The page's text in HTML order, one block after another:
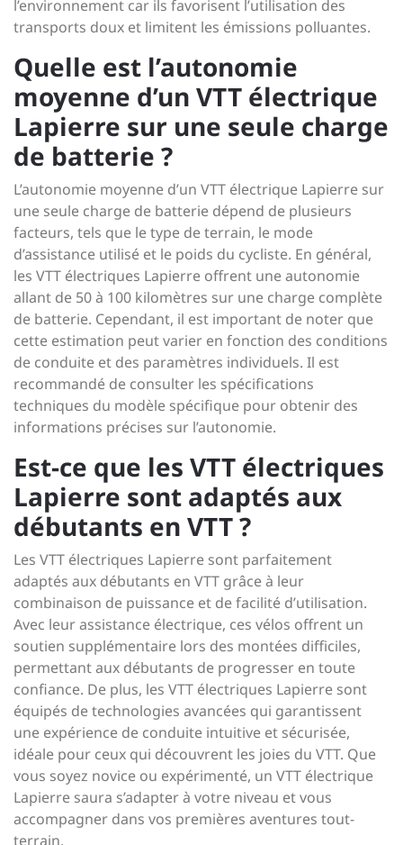
l’environnement car ils favorisent l’utilisation des
transports doux et limitent les émissions polluantes.
Quelle est l’autonomie
moyenne d’un VTT électrique
Lapierre sur une seule charge
de batterie ?
L’autonomie moyenne d’un VTT électrique Lapierre sur
une seule charge de batterie dépend de plusieurs
facteurs, tels que le type de terrain, le mode
d’assistance utilisé et le poids du cycliste. En général,
les VTT électriques Lapierre offrent une autonomie
allant de 50 à 100 kilomètres sur une charge complète
de batterie. Cependant, il est important de noter que
cette estimation peut varier en fonction des conditions
de conduite et des paramètres individuels. Il est
recommandé de consulter les spécifications
techniques du modèle spécifique pour obtenir des
informations précises sur l’autonomie.
Est-ce que les VTT électriques
Lapierre sont adaptés aux
débutants en VTT ?
Les VTT électriques Lapierre sont parfaitement
adaptés aux débutants en VTT grâce à leur
combinaison de puissance et de facilité d’utilisation.
Avec leur assistance électrique, ces vélos offrent un
soutien supplémentaire lors des montées difficiles,
permettant aux débutants de progresser en toute
confiance. De plus, les VTT électriques Lapierre sont
équipés de technologies avancées qui garantissent
une expérience de conduite intuitive et sécurisée,
idéale pour ceux qui découvrent les joies du VTT. Que
vous soyez novice ou expérimenté, un VTT électrique
Lapierre saura s’adapter à votre niveau et vous
accompagner dans vos premières aventures tout-
terrain.